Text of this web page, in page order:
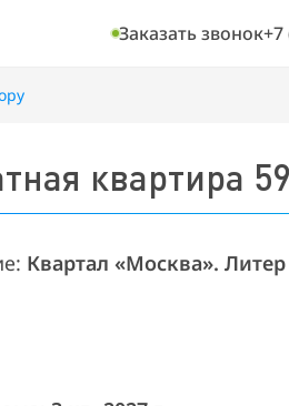
Заказать звонок+7
квартира
Квартал «Москва».